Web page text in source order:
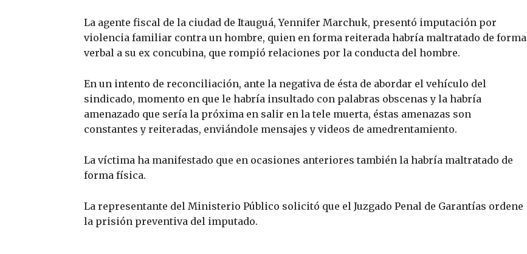
La agente fiscal de la ciudad de Itauguá, Yennifer Marchuk, presentó imputación por
violencia familiar contra un hombre, quien en forma reiterada habría maltratado de forma
verbal a su ex concubina, que rompió relaciones por la conducta del hombre.
En un intento de reconciliación, ante la negativa de ésta de abordar el vehículo del
sindicado, momento en que le habría insultado con palabras obscenas y la habría
amenazado que sería la próxima en salir en la tele muerta, éstas amenazas son
constantes y reiteradas, enviándole mensajes y videos de amedrentamiento.
La víctima ha manifestado que en ocasiones anteriores también la habría maltratado de
forma física.
La representante del Ministerio Público solicitó que el Juzgado Penal de Garantías ordene
la prisión preventiva del imputado.